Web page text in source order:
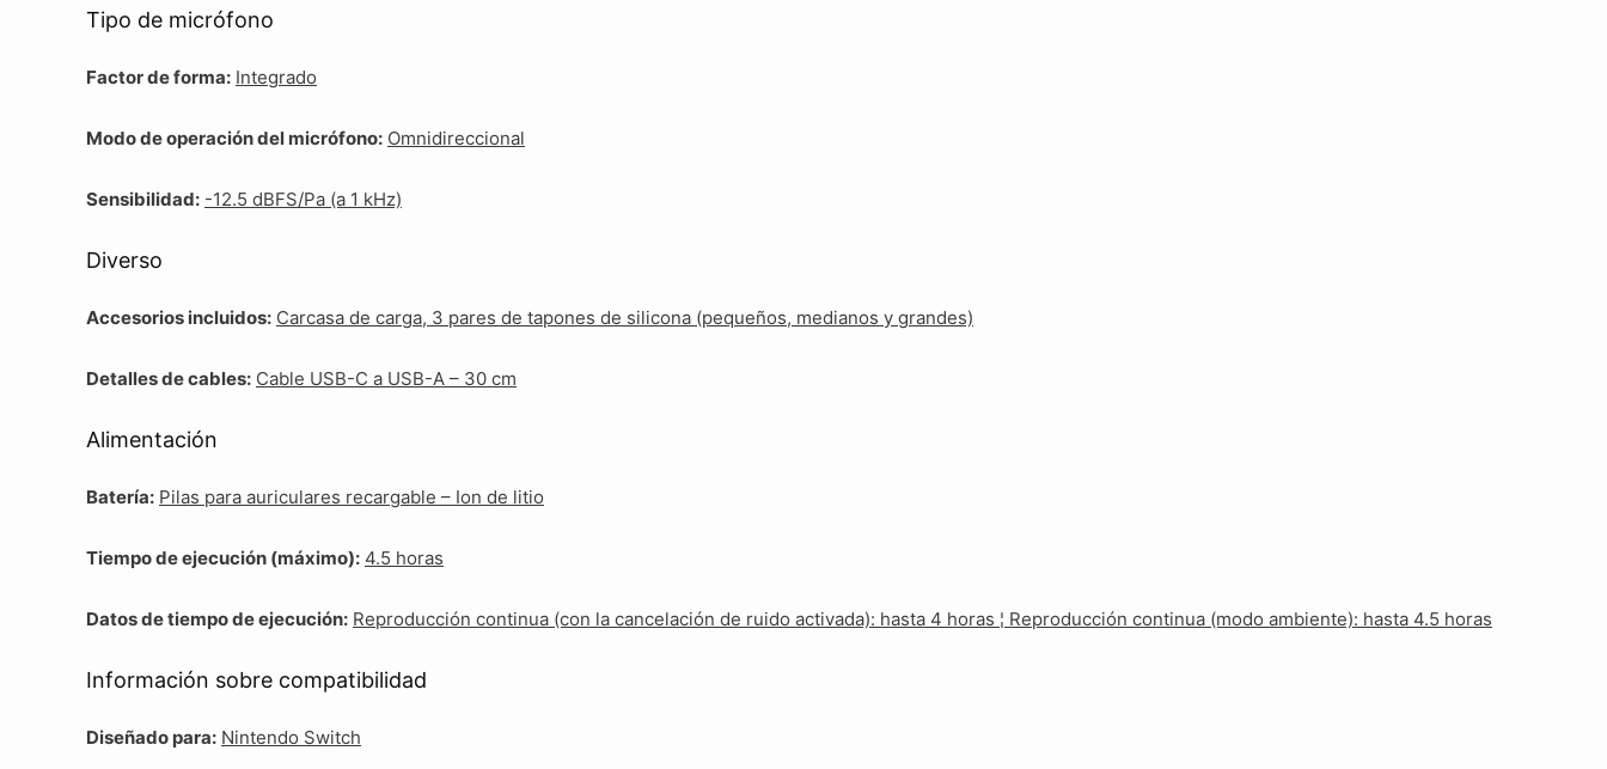
Tipo de micrófono
Factor de forma: Integrado
Modo de operación del micrófono: Omnidireccional
Sensibilidad: -12.5 dBFS/Pa (a 1 kHz)
Diverso
Accesorios incluidos: Carcasa de carga, 3 pares de tapones de silicona (pequeños, medianos y grandes)
Detalles de cables: Cable USB-C a USB-A – 30 cm
Alimentación
Batería: Pilas para auriculares recargable – Ion de litio
Tiempo de ejecución (máximo): 4.5 horas
Datos de tiempo de ejecución: Reproducción continua (con la cancelación de ruido activada): hasta 4 horas ¦ Reproducción continua (modo ambiente): hasta 4.5 horas
Información sobre compatibilidad
Diseñado para: Nintendo Switch